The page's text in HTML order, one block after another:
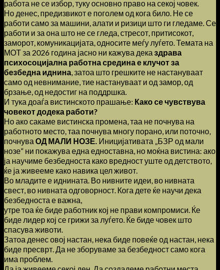
работа не се избор, туку основно право на секој човек.
Но денес, предизвикот е поголем од кога било. Не се
работи само за машини, алати и ризици што ги гледаме. Се
работи и за она што не се гледа, стресот, притисокот,
заморот, комуникацијата, односите меѓу луѓето. Темата на
МОТ за 2026 година јасно ни кажува дека здрава
психосоцијална работна средина е клучот за
безбедна иднина, затоа што грешките не настануваат
само од невнимание, тие настануваат и од замор, од
брзање, од недостиг на поддршка.
И тука доаѓа вистинското прашање: Како се чувствува
човекот додека работи?
Но ако сакаме вистинска промена, таа не почнува на
работното место, таа почнува многу порано, или поточно,
почнува ОД МАЛИ НОЗЕ. Иницијативата „БЗР од мали
нозе“ ни покажува една едноставна, но моќна вистина: ако
ја научиме безбедноста како вредност уште од детството,
ќе ја живееме како навика цел живот.
Во младите е иднината. Во нивните идеи, во нивната
свест, во нивната одговорност. Кога дете ќе научи дека
безбедноста е важна,
утре тоа ќе биде работник кој не прави компромиси. Ќе
биде лидер кој се грижи за луѓето. Ќе биде човек што
спасува животи.
Затоа денес овој настан, нека биде повеќе од настан, нека
биде пресврт. Да не зборуваме за безбедност само кога
има проблем.